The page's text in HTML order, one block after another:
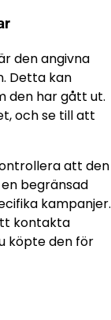
den angivna
Detta kan
den har gått ut.
och se till att
att den
begränsad
kampanjer.
kontakta
köpte den för